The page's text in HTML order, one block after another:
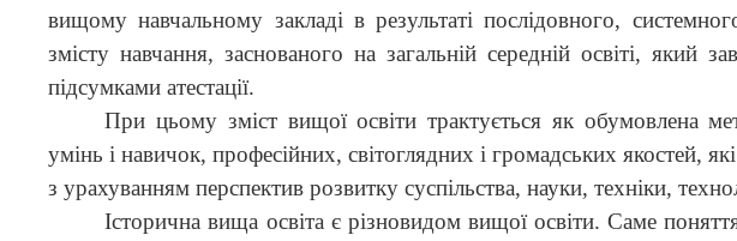
вищому навчальному закладі в результаті послідовного,
змісту навчання, заснованого на загальній середній освіті, який
підсумками атестації.
При цьому зміст вищої освіти трактується як обумовлена
умінь і навичок, професійних, світоглядних і громадських якостей,
з урахуванням перспектив розвитку суспільства, науки, техніки,
Історична вища освіта є різновидом вищої освіти. Саме